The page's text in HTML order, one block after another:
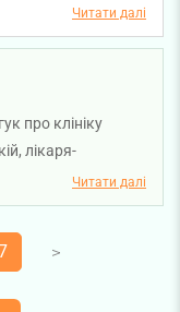
Читати далі
про клініку
лікаря-
та нашого
Бажаємо
Читати далі
V